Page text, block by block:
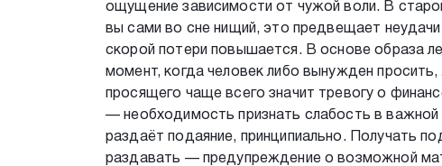
ощущение зависимости от чужой воли. В
вы сами во сне нищий, это предвещает
скорой потери повышается. В основе образа
момент, когда человек либо вынужден
просящего чаще всего значит тревогу о
— необходимость признать слабость в важной
раздаёт подаяние, принципиально. Получать
раздавать — предупреждение о возможной